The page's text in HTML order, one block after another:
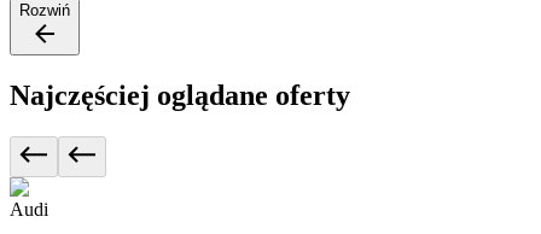
Rozwiń
Najczęściej oglądane oferty
Audi